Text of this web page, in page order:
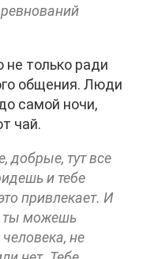
не только ради
общения. Люди
самой ночи,
чай.
добрые, тут все
и тебе
привлекает. И
ты можешь
не